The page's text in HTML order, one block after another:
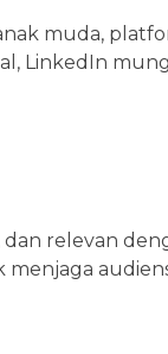
muda,
LinkedIn
relevan
menjaga